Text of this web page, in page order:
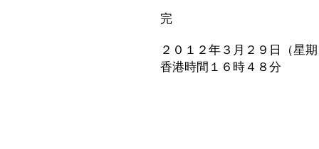
完
２０１２年３月２９日（星
香港時間１６時４８分